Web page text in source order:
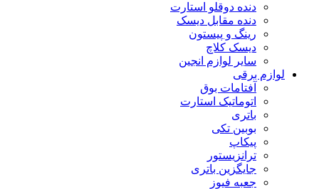
دنده دوقلو استارت
دنده مقابل دیسک
رینگ و پیستون
دیسک کلاچ
سایر لوازم انجین
لوازم برقی
آفتامات بوق
اتوماتیک استارت
باتری
بوبین تکی
پیکاپ
ترانزیستور
جایگزین باتری
جعبه فیوز